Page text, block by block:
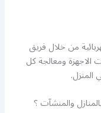
من خلال فريق
ومعالجة كل
المنزل.
والمنشآت ؟